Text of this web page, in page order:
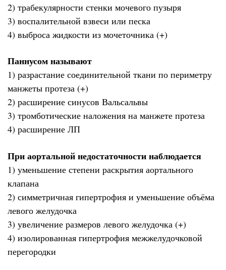
2) трабекулярности стенки мочевого пузыря
3) воспалительной взвеси или песка
4) выброса жидкости из мочеточника (+)
Паннусом называют
1) разрастание соединительной ткани по периметру
манжеты протеза (+)
2) расширение синусов Вальсальвы
3) тромботические наложения на манжете протеза
4) расширение ЛП
При аортальной недостаточности наблюдается
1) уменьшение степени раскрытия аортального
клапана
2) симметричная гипертрофия и уменьшение объёма
левого желудочка
3) увеличение размеров левого желудочка (+)
4) изолированная гипертрофия межжелудочковой
перегородки